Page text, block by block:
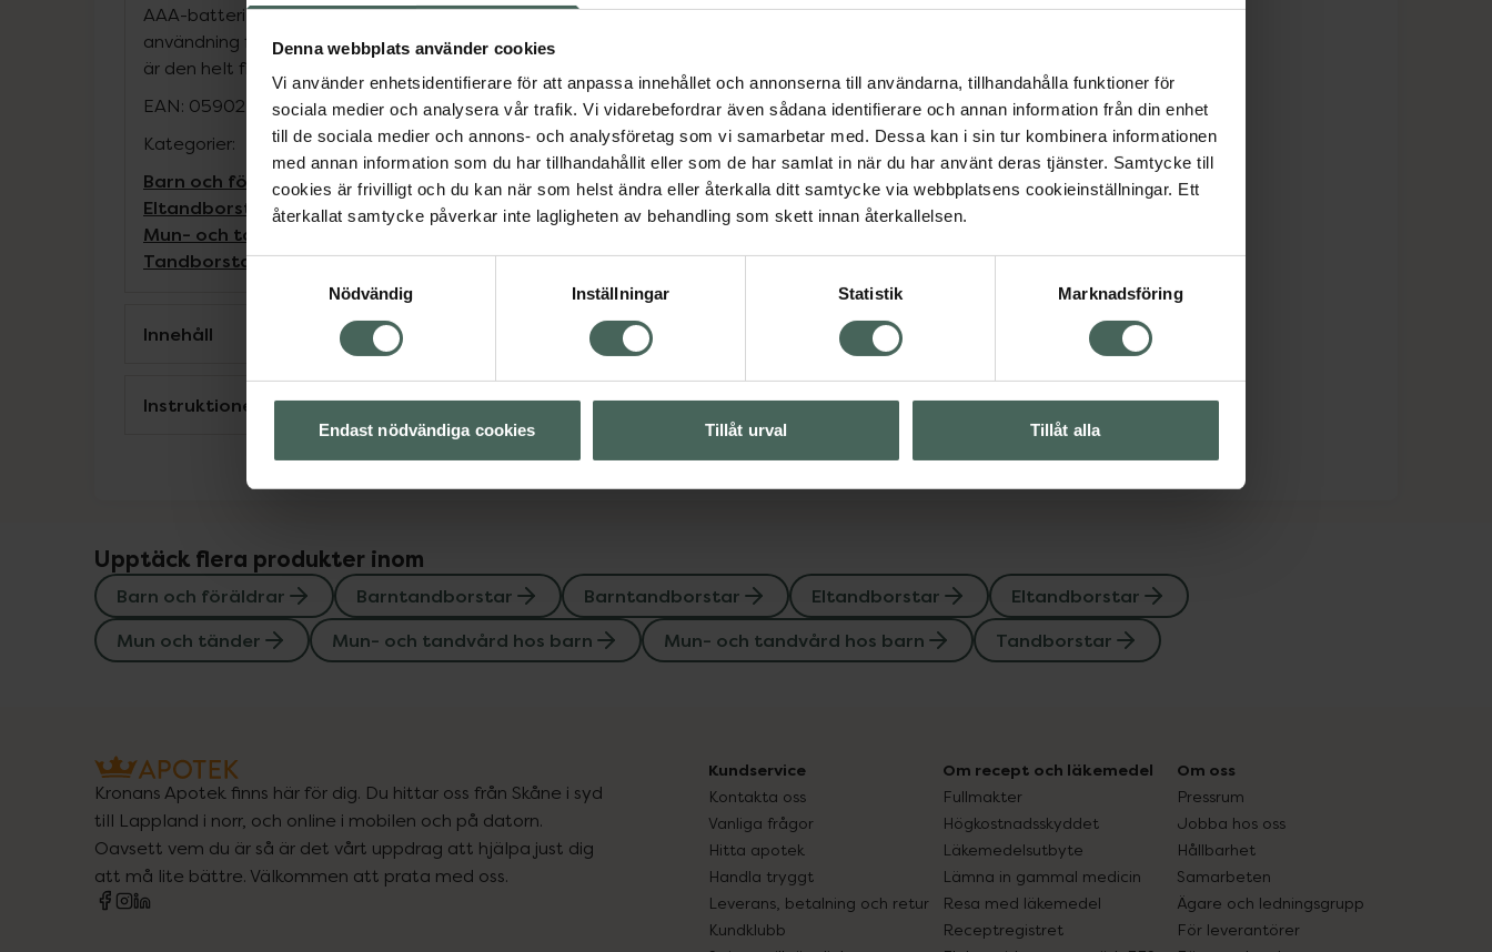
Denna webbplats använder cookies
Vi använder enhetsidentifierare för att anpassa innehållet och annonserna till användarna, tillhandahålla funktioner för
sociala medier och analysera vår trafik. Vi vidarebefordrar även sådana identifierare och annan information från din enhet
till de sociala medier och annons- och analysföretag som vi samarbetar med. Dessa kan i sin tur kombinera informationen
med annan information som du har tillhandahållit eller som de har samlat in när du har använt deras tjänster. Samtycke till
cookies är frivilligt och du kan när som helst ändra eller återkalla ditt samtycke via webbplatsens cookieinställningar. Ett
återkallat samtycke påverkar inte lagligheten av behandling som skett innan återkallelsen.
Samtyckesval
Nödvändig
Inställningar Statistik Marknadsföring
Endast nödvändiga cookies Tillåt urval Tillåt alla
AAA-batteri och är helt vattentät, klass IPX7. Denti lämpar sig för
användning från tre månader och precis som alla Nenos produkter
är den helt fri från BPA.
EAN: 05902479671963
Kategorier:
Barn och föräldrarBarntandborstar Barntandborstar
Eltandborstar EltandborstarMun och tänder
Mun- och tandvård hos barn
Tandborstar
Innehåll Visa
Instruktioner Visa
Upptäck flera produkter inom
Barn och föräldrar Barntandborstar Barntandborstar Eltandborstar
Eltandborstar
Mun och tänder
Mun- och tandvård hos barn Mun- och tandvård hos barn Tandborstar
Kronans Apotek finns här för dig. Du hittar oss från Skåne i syd
till Lappland i norr, och online i mobilen och på datorn.
Oavsett vem du är så är det vårt uppdrag att hjälpa just dig
att må lite bättre. Välkommen att prata med oss.
Kundservice
Kontakta oss
Vanliga frågor
Hitta apotek
Handla tryggt
Leverans, betalning och retur
Kundklubb
Om recept och läkemedel
Fullmakter
Högkostnadsskyddet
Läkemedelsutbyte
Lämna in gammal medicin
Resa med läkemedel
Receptregistret
Om oss
Pressrum
Jobba hos oss
Hållbarhet
Samarbeten
Ägare och ledningsgrupp
För leverantörer